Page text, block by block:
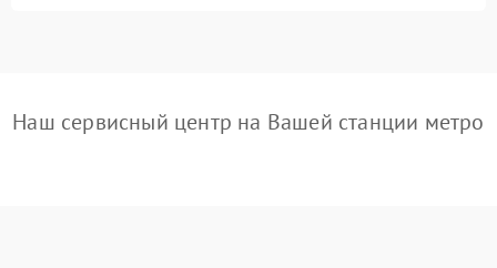
Наш сервисный центр на Вашей станции метро